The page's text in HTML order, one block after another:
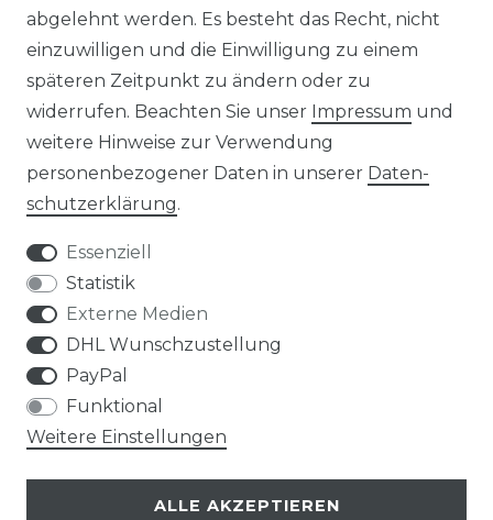
RETOURENINFO
KONTAKT
ZAHLUNGSARTEN
abgelehnt werden. Es besteht das Recht, nicht
einzuwilligen und die Einwilligung zu einem
späteren Zeitpunkt zu ändern oder zu
widerrufen. Beachten Sie unser Impressum und
weitere Hinweise zur Verwendung
personenbezogener Daten in unserer Daten­
schutz­erklärung.
Essenziell
Statistik
Externe Medien
DHL Wunschzustellung
PayPal
Funktional
Weitere Einstellungen
ALLE AKZEPTIEREN